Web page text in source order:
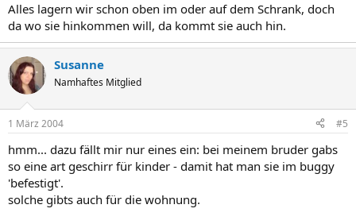
Alles lagern wir schon oben im oder auf dem Schrank, doch
da wo sie hinkommen will, da kommt sie auch hin.
Susanne
Namhaftes Mitglied
1 März 2004 #5
hmm... dazu fällt mir nur eines ein: bei meinem bruder gabs
so eine art geschirr für kinder - damit hat man sie im buggy
'befestigt'.
solche gibts auch für die wohnung.